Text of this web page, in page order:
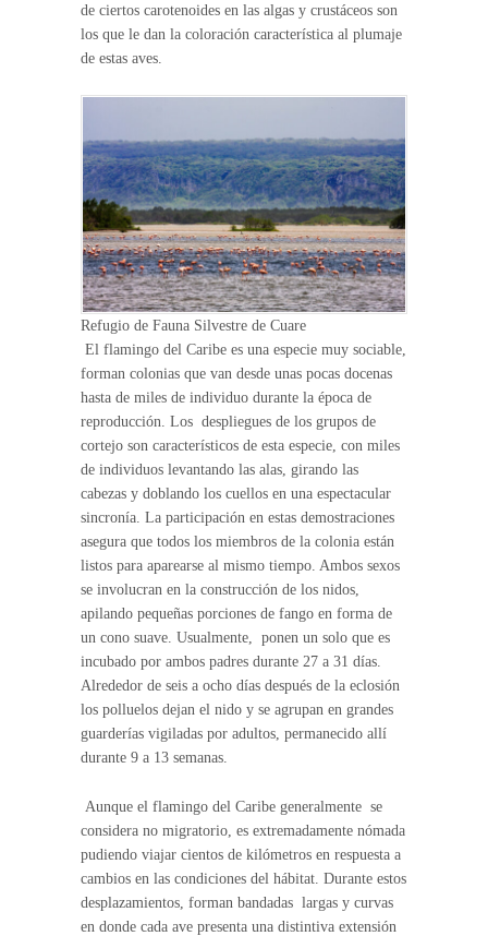
de ciertos carotenoides en las algas y crustáceos son
los que le dan la coloración característica al plumaje
de estas aves.
Refugio de Fauna Silvestre de Cuare
El flamingo del Caribe es una especie muy sociable,
forman colonias que van desde unas pocas docenas
hasta de miles de individuo durante la época de
reproducción. Los despliegues de los grupos de
cortejo son característicos de esta especie, con miles
de individuos levantando las alas, girando las
cabezas y doblando los cuellos en una espectacular
sincronía. La participación en estas demostraciones
asegura que todos los miembros de la colonia están
listos para aparearse al mismo tiempo. Ambos sexos
se involucran en la construcción de los nidos,
apilando pequeñas porciones de fango en forma de
un cono suave. Usualmente, ponen un solo que es
incubado por ambos padres durante 27 a 31 días.
Alrededor de seis a ocho días después de la eclosión
los polluelos dejan el nido y se agrupan en grandes
guarderías vigiladas por adultos, permanecido allí
durante 9 a 13 semanas.
Aunque el flamingo del Caribe generalmente se
considera no migratorio, es extremadamente nómada
pudiendo viajar cientos de kilómetros en respuesta a
cambios en las condiciones del hábitat. Durante estos
desplazamientos, forman bandadas largas y curvas
en donde cada ave presenta una distintiva extensión